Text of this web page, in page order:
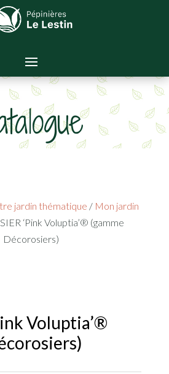
jardin thématique / Mon jardin
‘Pink Voluptia’® (gamme
Décorosiers)
Voluptia’®